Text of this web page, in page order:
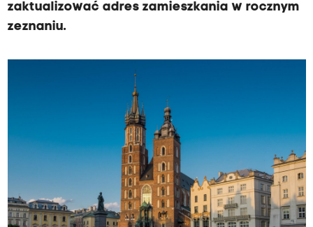
zaktualizować adres zamieszkania w rocznym
zeznaniu.